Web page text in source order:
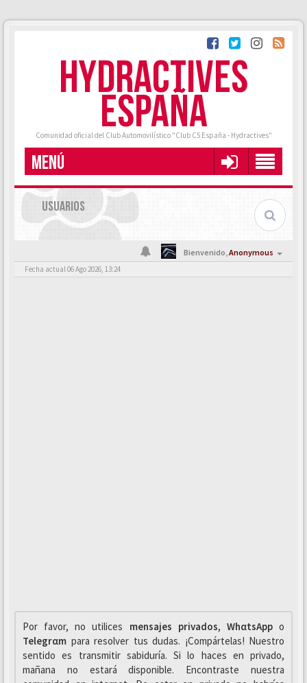
HYDRACTIVES
ESPAÑA
Comunidad oficial del Club Automovilístico "Club C5 España - Hydractives"
MENÚ
USUARIOS
Bienvenido,Anonymous
Fecha actual 06 Ago 2026, 13:24
Por favor, no utilices mensajes privados, WhαtsAppo
Telegrαm para resolver tus dudas. ¡Compártelas! Nuestro
sentido es transmitir sabiduría. Si lo haces en privado,
mañana no estará disponible. Encontraste nuestra